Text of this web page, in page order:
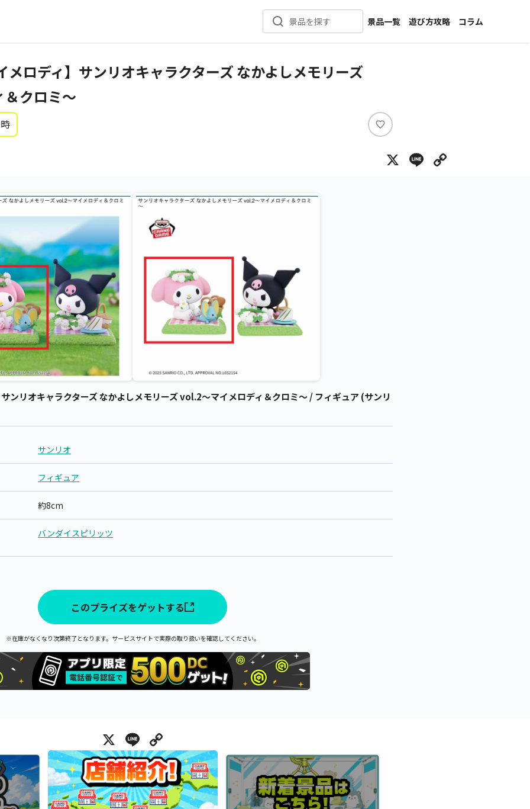
景品を探す
景品一覧
新着景品
遊び方攻略
コラム
インタビュー
メロディ】サンリオキャラクターズ なかよしメモリーズ
クロミ～
い
ね
X Line
ンリオキャラクターズ なかよしメモリーズ vol.2～マイメロディ＆クロミ～ / フィギュア (サンリ
サンリオ
フィギュア
約8cm
バンダイスピリッツ
このプライズをゲットする
※在庫がなくなり次第終了となります。サービスサイトで実際の取り扱いを確認してください。
X Line